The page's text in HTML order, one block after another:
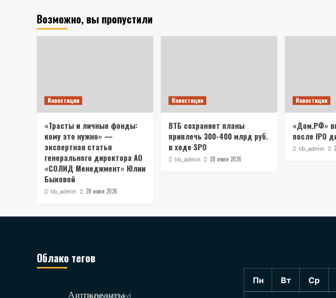
Возможно, вы пропустили
Инвестиции
«Трасты и личные фонды:
кому это нужно» —
экспертная статья
генерального директора АО
«СОЛИД Менеджмент» Юлии
Быковой
lib_admin 28 июля 2026
Инвестиции
ВТБ сохраняет планы
привлечь 300-400 млрд руб.
в ходе SPO
lib_admin 28 июля 2026
Инвестиции
«Дом.РФ»
после IPO
lib_admin
Облако тегов
Пн Вт Ср